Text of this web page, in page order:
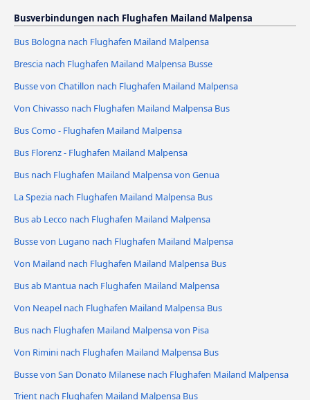
Busverbindungen nach Flughafen Mailand Malpensa
Bus Bologna nach Flughafen Mailand Malpensa
Brescia nach Flughafen Mailand Malpensa Busse
Busse von Chatillon nach Flughafen Mailand Malpensa
Von Chivasso nach Flughafen Mailand Malpensa Bus
Bus Como - Flughafen Mailand Malpensa
Bus Florenz - Flughafen Mailand Malpensa
Bus nach Flughafen Mailand Malpensa von Genua
La Spezia nach Flughafen Mailand Malpensa Bus
Bus ab Lecco nach Flughafen Mailand Malpensa
Busse von Lugano nach Flughafen Mailand Malpensa
Von Mailand nach Flughafen Mailand Malpensa Bus
Bus ab Mantua nach Flughafen Mailand Malpensa
Von Neapel nach Flughafen Mailand Malpensa Bus
Bus nach Flughafen Mailand Malpensa von Pisa
Von Rimini nach Flughafen Mailand Malpensa Bus
Busse von San Donato Milanese nach Flughafen Mailand Malpensa
Trient nach Flughafen Mailand Malpensa Bus